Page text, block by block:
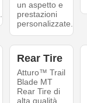
un aspetto e
prestazioni
personalizzate.
Rear Tire
Atturo™ Trail
Blade MT
Rear Tire di
alta qualità